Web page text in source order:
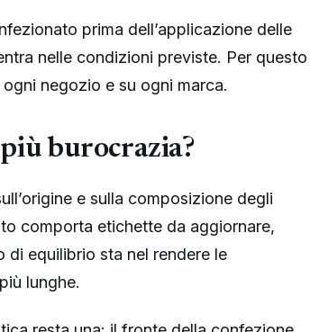
prima dell’applicazione delle
nelle condizioni previste. Per questo
negozio e su ogni marca.
burocrazia?
e sulla composizione degli
comporta etichette da aggiornare,
equilibrio sta nel rendere le
lunghe.